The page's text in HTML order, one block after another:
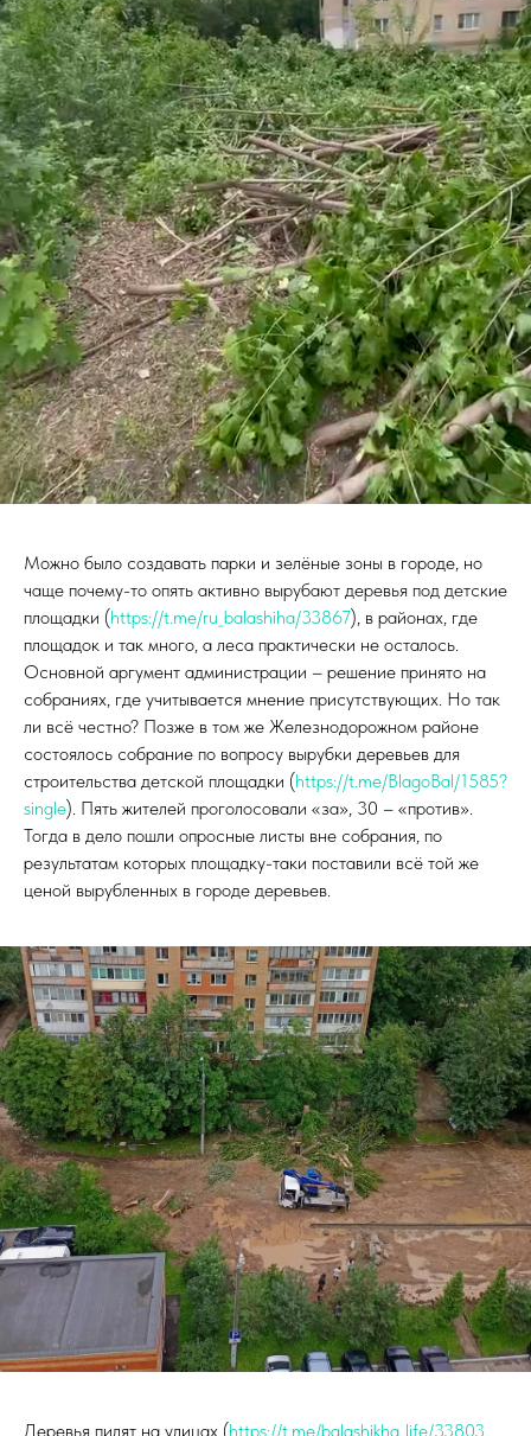
Можно было создавать парки и зелёные зоны в городе, но
чаще почему-то опять активно вырубают деревья под детские
площадки (https://t.me/ru_balashiha/33867), в районах, где
площадок и так много, а леса практически не осталось.
Основной аргумент администрации – решение принято на
собраниях, где учитывается мнение присутствующих. Но так
ли всё честно? Позже в том же Железнодорожном районе
состоялось собрание по вопросу вырубки деревьев для
строительства детской площадки (https://t.me/BlagoBal/1585?
single). Пять жителей проголосовали «за», 30 – «против».
Тогда в дело пошли опросные листы вне собрания, по
результатам которых площадку-таки поставили всё той же
ценой вырубленных в городе деревьев.
Деревья пилят на улицах (https://t.me/balashikha_life/33803